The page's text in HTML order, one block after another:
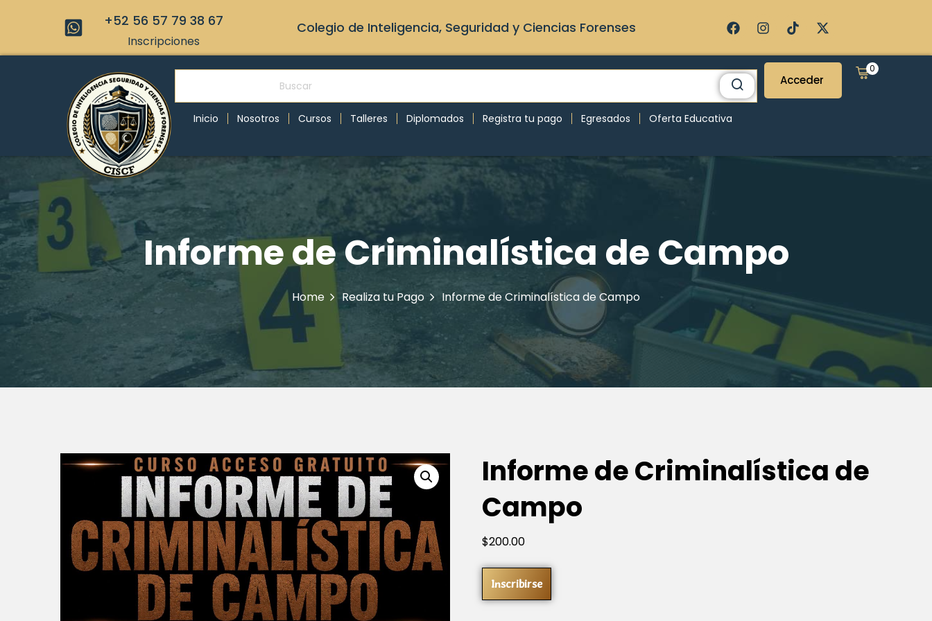
+52 56 57 79 38 67
Inscripciones
Colegio de Inteligencia, Seguridad y Ciencias Forenses
Inicio Nosotros Cursos Talleres Diplomados Registra tu pago Egresados Oferta Educativa
Acceder
0
Informe de Criminalística de Campo
Home Realiza tu Pago Informe de Criminalística de Campo
Informe de Criminalística de
Campo
$200.00
Inscribirse